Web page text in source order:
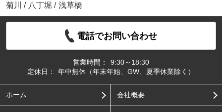
菊川
/ 八丁堀 / 浅草橋
電話でお問い合わせ
営業時間：
9:30～18:30
定休日：
年中無休（年末年始、GW、夏季休業除く）
ホーム 会社概要